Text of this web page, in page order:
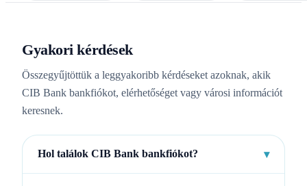
Gyakori kérdések
Összegyűjtöttük a leggyakoribb kérdéseket azoknak, akik
CIB Bank bankfiókot, elérhetőséget vagy városi információt
keresnek.
Hol találok CIB Bank bankfiókot? ▾